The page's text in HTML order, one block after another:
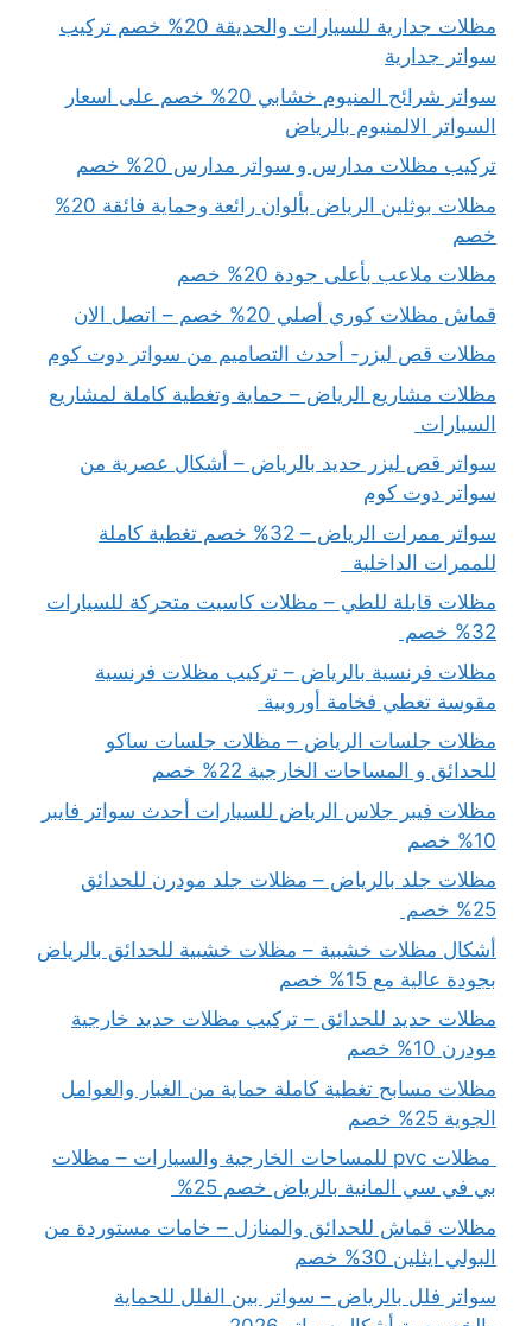
مظلات جدارية للسيارات والحديقة 20% خصم تركيب
سواتر جدارية
سواتر شرائح المنيوم خشابي 20% خصم على اسعار
السواتر الالمنيوم بالرياض
تركيب مظلات مدارس و سواتر مدارس 20% خصم
مظلات بوثلين الرياض بألوان رائعة وحماية فائقة 20%
خصم
مظلات ملاعب بأعلى جودة 20% خصم
قماش مظلات كوري أصلي 20% خصم – اتصل الان
مظلات قص ليزر- أحدث التصاميم من سواتر دوت كوم
مظلات مشاريع الرياض – حماية وتغطية كاملة لمشاريع
السيارات
سواتر قص ليزر حديد بالرياض – أشكال عصرية من
سواتر دوت كوم
سواتر ممرات الرياض – 32% خصم تغطية كاملة
للممرات الداخلية
مظلات قابلة للطي – مظلات كاسيت متحركة للسيارات
32% خصم
مظلات فرنسية بالرياض – تركيب مظلات فرنسية
مقوسة تعطي فخامة أوروبية
مظلات جلسات الرياض – مظلات جلسات ساكو
للحدائق و المساحات الخارجية 22% خصم
مظلات فيبر جلاس الرياض للسيارات أحدث سواتر فايبر
10% خصم
مظلات جلد بالرياض – مظلات جلد مودرن للحدائق
25% خصم
أشكال مظلات خشبية – مظلات خشبية للحدائق بالرياض
بجودة عالية مع 15% خصم
مظلات حديد للحدائق – تركيب مظلات حديد خارجية
مودرن 10% خصم
مظلات مسابح تغطية كاملة حماية من الغبار والعوامل
الجوية 25% خصم
مظلات pvc للمساحات الخارجية والسيارات – مظلات
بي في سي المانية بالرياض خصم 25%
مظلات قماش للحدائق والمنازل – خامات مستوردة من
البولي ايثلين 30% خصم
سواتر فلل بالرياض – سواتر بين الفلل للحماية